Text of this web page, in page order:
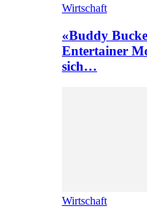
Wirtschaft
«Buddy
Entertainer
sich…
Wirtschaft